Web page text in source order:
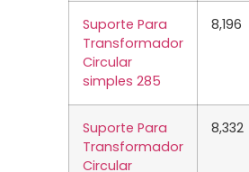
Suporte Para
Transformador
Circular
simples 285
8,196
Suporte Para
Transformador
Circular
8,332